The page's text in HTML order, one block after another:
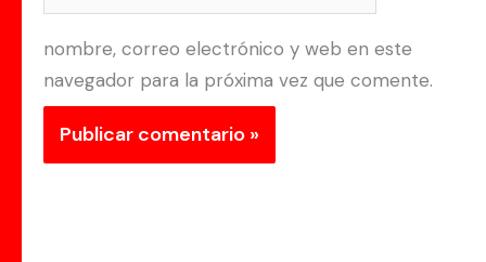
nombre, correo electrónico y web en este
navegador para la próxima vez que comente.